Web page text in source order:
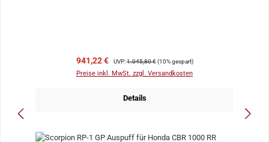
Verkaufspreis:
941,22 € Regulärer Preis:
UVP:1.045,80 € (10% gespart)
Preise inkl. MwSt. zzgl. Versandkosten
Details